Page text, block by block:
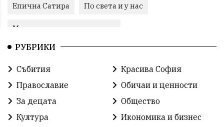
Епична Сатира По света и у нас
Международни отношения
конституционен съд
българската общност Исторически парк
Слатина
Икономика Красива България измама
РУБРИКИ
Събития
Красива София
Православие
Обичаи и ценности
За децата
Общество
Култура
Икономика и бизнес